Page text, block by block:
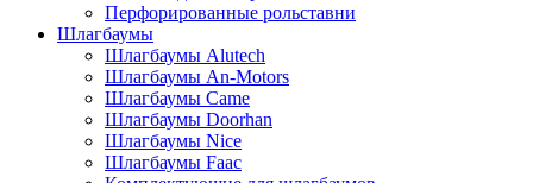
Перфорированные рольставни
Шлагбаумы
Шлагбаумы Alutech
Шлагбаумы An-Motors
Шлагбаумы Came
Шлагбаумы Doorhan
Шлагбаумы Nice
Шлагбаумы Faac